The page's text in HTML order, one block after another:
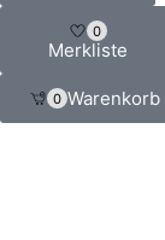
0
Merkliste
0 Warenkorb